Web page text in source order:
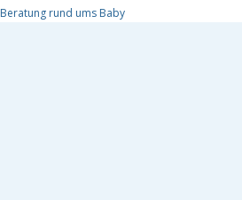
Beratung rund ums Baby